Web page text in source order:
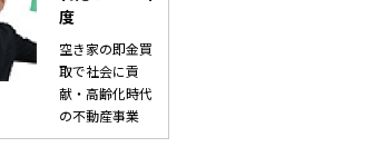
度
空き家の即金買
取で社会に貢
献・高齢化時代
の不動産事業